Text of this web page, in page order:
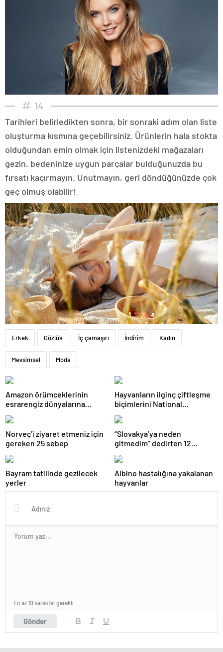
14
Tarihleri belirledikten sonra, bir sonraki adım olan liste
oluşturma kısmına geçebilirsiniz. Ürünlerin hala stokta
olduğundan emin olmak için listenizdeki mağazaları
gezin, bedeninize uygun parçalar bulduğunuzda bu
fırsatı kaçırmayın. Unutmayın, geri döndüğünüzde çok
geç olmuş olabilir!
Erkek Gözlük İç çamaşırı İndirim Kadın
Mevsimsel Moda
Amazon örümceklerinin
esrarengiz dünyalarına
Hayvanların ilginç çiftleşme
biçimlerini National
Norveç’i ziyaret etmeniz için
gereken 25 sebep
“Slovakya’ya neden
gitmedim” dedirten 12
Bayram tatilinde gezilecek
yerler
Albino hastalığına yakalanan
hayvanlar
Gönder
En az 10 karakter gerekli